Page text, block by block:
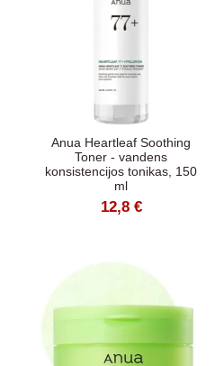
Anua Heartleaf Soothing
Toner - vandens
konsistencijos tonikas, 150
ml
12,8 €